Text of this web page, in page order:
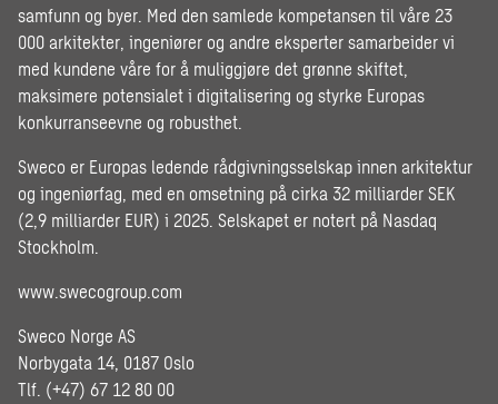
samfunn og byer. Med den samlede kompetansen til våre 23
000 arkitekter, ingeniører og andre eksperter samarbeider vi
med kundene våre for å muliggjøre det grønne skiftet,
maksimere potensialet i digitalisering og styrke Europas
konkurranseevne og robusthet.
Sweco er Europas ledende rådgivningsselskap innen arkitektur
og ingeniørfag, med en omsetning på cirka 32 milliarder SEK
(2,9 milliarder EUR) i 2025. Selskapet er notert på Nasdaq
Stockholm.
www.swecogroup.com
Sweco Norge AS
Norbygata 14, 0187 Oslo
Tlf. (+47) 67 12 80 00